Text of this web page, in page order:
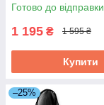
Готово до відправки
1 195 ₴ 1 595 ₴
Купити
–25%